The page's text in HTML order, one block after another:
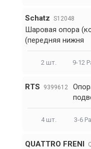
Schatz S12048
Шаровая опора
(передняя нижня
2 шт. 9-12
RTS 9399612
4 шт. 3-6
QUATTRO FRENI